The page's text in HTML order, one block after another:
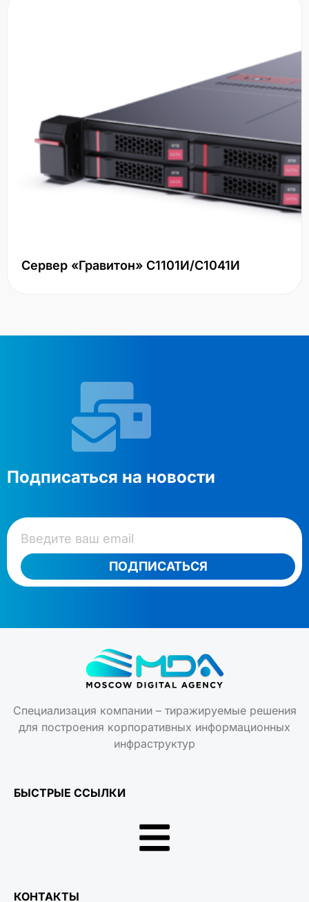
Сервер «Гравитон» С1101И/С1041И
Подписаться на новости
ПОДПИСАТЬСЯ
Специализация компании – тиражируемые решения
для построения корпоративных информационных
инфраструктур
БЫСТРЫЕ ССЫЛКИ
КОНТАКТЫ